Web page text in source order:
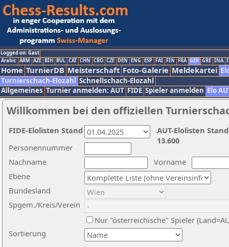
Logged on: Gast
Arabic ARM AZE BIH BUL CAT CHN CRO CZE DEN ENG ESP FAI FIN FRA GER GRE INA
Home TurnierDB Meisterschaft Foto-Galerie Meldekartei
Turnierschach-Elozahl Schnellschach-Elozahl
Allgemeines Turnier anmelden: AUT FIDE Spieler anmelden Elo
Willkommen bei den offiziellen
Nachname
Vorname
Ebene
Sortierung
Personennummer
Bundesland
Spgem./Kreis/Verein
Nur "österreichische" Spieler
AUT-Elolisten
13.600
FIDE-Elolisten Stand